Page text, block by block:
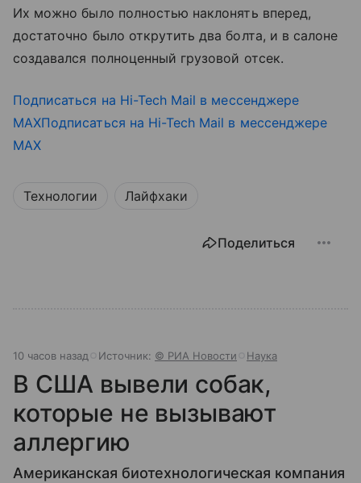
Их можно было полностью наклонять вперед,
достаточно было открутить два болта, и в салоне
создавался полноценный грузовой отсек.
Подписаться на Hi-Tech Mail в мессенджере
MAXПодписаться на Hi-Tech Mail в мессенджере
MAX
Технологии Лайфхаки
Поделиться
10 часов назад Источник: © РИА Новости Наука
В США вывели собак,
которые не вызывают
аллергию
Американская биотехнологическая компания